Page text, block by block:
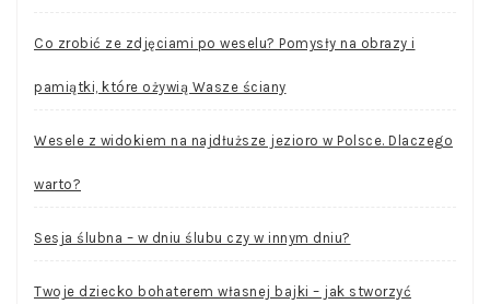
Co zrobić ze zdjęciami po weselu? Pomysły na obrazy i
pamiątki, które ożywią Wasze ściany
Wesele z widokiem na najdłuższe jezioro w Polsce. Dlaczego
warto?
Sesja ślubna – w dniu ślubu czy w innym dniu?
Twoje dziecko bohaterem własnej bajki – jak stworzyć